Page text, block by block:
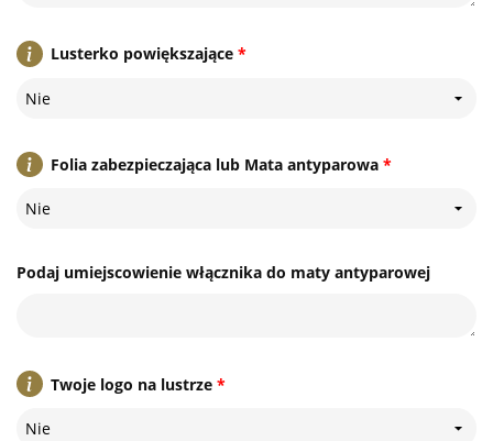
*
Lusterko powiększające
Nie
*
Folia zabezpieczająca lub Mata antyparowa
Nie
Podaj umiejscowienie włącznika do maty antyparowej
*
Twoje logo na lustrze
Nie